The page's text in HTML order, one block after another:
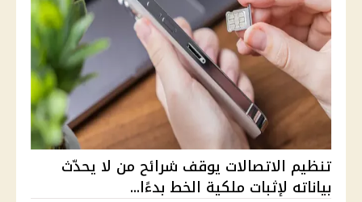
تنظيم الاتصالات يوقف شرائح من لا يحدّث
بياناته لإثبات ملكية الخط بدءًا...